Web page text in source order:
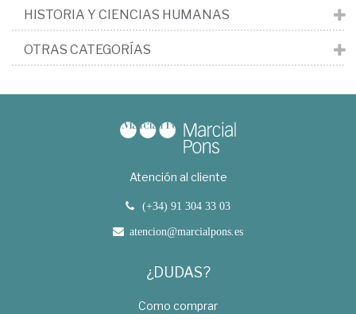
HISTORIA Y CIENCIAS HUMANAS
OTRAS CATEGORÍAS
Atención al cliente
(+34) 91 304 33 03
atencion@marcialpons.es
¿DUDAS?
Como comprar